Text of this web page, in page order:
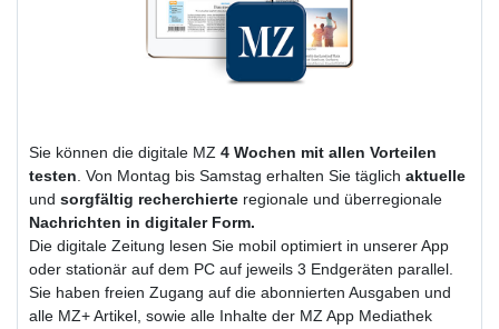
Sie können die digitale MZ 4 Wochen mit allen Vorteilen
testen. Von Montag bis Samstag erhalten Sie täglich aktuelle
und sorgfältig recherchierte regionale und überregionale
Nachrichten in digitaler Form.
Die digitale Zeitung lesen Sie mobil optimiert in unserer App
oder stationär auf dem PC auf jeweils 3 Endgeräten parallel.
Sie haben freien Zugang auf die abonnierten Ausgaben und
alle MZ+ Artikel, sowie alle Inhalte der MZ App Mediathek